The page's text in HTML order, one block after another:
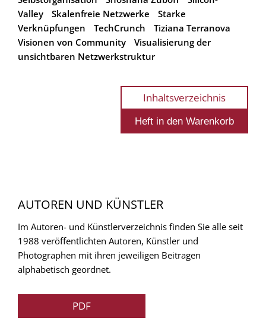
Valley
Skalenfreie Netzwerke
Starke
Verknüpfungen
TechCrunch
Tiziana Terranova
Visionen von Community
Visualisierung der
unsichtbaren Netzwerkstruktur
Inhaltsverzeichnis
AUTOREN UND KÜNSTLER
Im Autoren- und Künstlerverzeichnis finden Sie alle seit
1988 veröffentlichten Autoren, Künstler und
Photographen mit ihren jeweiligen Beitragen
alphabetisch geordnet.
PDF